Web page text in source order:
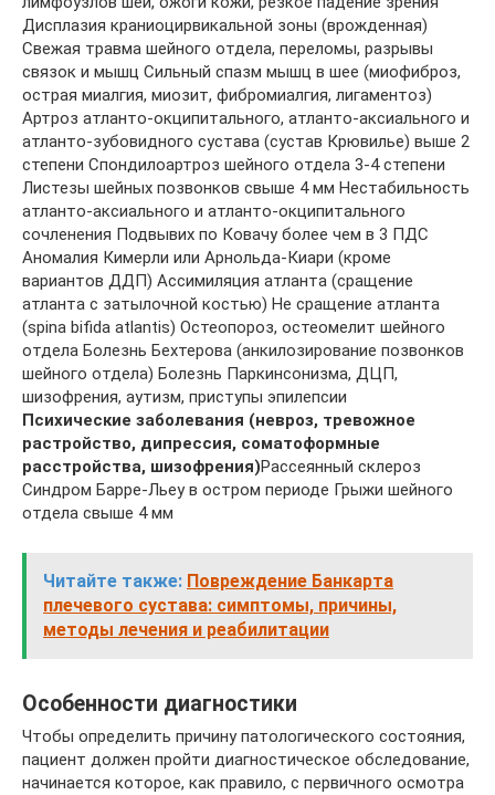
Дисплазия краниоцирвикальной зоны (врожденная)
Свежая травма шейного отдела, переломы, разрывы
связок и мышц Сильный спазм мышц в шее (миофиброз,
острая миалгия, миозит, фибромиалгия, лигаментоз)
Артроз атланто-окципитального, атланто-аксиального и
атланто-зубовидного сустава (сустав Крювилье) выше 2
степени Спондилоартроз шейного отдела 3-4 степени
Листезы шейных позвонков свыше 4 мм Нестабильность
атланто-аксиального и атланто-окципитального
сочленения Подвывих по Ковачу более чем в 3 ПДС
Аномалия Кимерли или Арнольда-Киари (кроме
вариантов ДДП) Ассимиляция атланта (сращение
атланта с затылочной костью) Не сращение атланта
(spina bifida atlantis) Остеопороз, остеомелит шейного
отдела Болезнь Бехтерова (анкилозирование позвонков
шейного отдела) Болезнь Паркинсонизма, ДЦП,
шизофрения, аутизм, приступы эпилепсии
Психические заболевания (невроз, тревожное
растройство, дипрессия, соматоформные
расстройства, шизофрения)Рассеянный склероз
Синдром Барре-Льеу в остром периоде Грыжи шейного
отдела свыше 4 мм
Читайте также: Повреждение Банкарта
плечевого сустава: симптомы, причины,
методы лечения и реабилитации
Особенности диагностики
Чтобы определить причину патологического состояния,
пациент должен пройти диагностическое обследование,
начинается которое, как правило, с первичного осмотра